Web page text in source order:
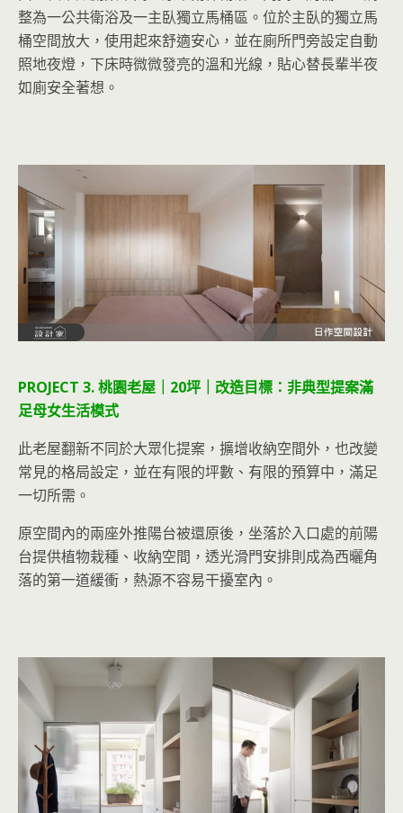
整為一公共衛浴及一主臥獨立馬桶區。位於主臥的獨立馬
桶空間放大，使用起來舒適安心，並在廁所門旁設定自動
照地夜燈，下床時微微發亮的溫和光線，貼心替長輩半夜
如廁安全著想。
PROJECT 3. 桃園老屋｜20坪｜改造目標：非典型提案滿
足母女生活模式
此老屋翻新不同於大眾化提案，擴增收納空間外，也改變
常見的格局設定，並在有限的坪數、有限的預算中，滿足
一切所需。
原空間內的兩座外推陽台被還原後，坐落於入口處的前陽
台提供植物栽種、收納空間，透光滑門安排則成為西曬角
落的第一道緩衝，熱源不容易干擾室內。